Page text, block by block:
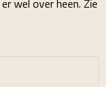
wel over heen. Zie